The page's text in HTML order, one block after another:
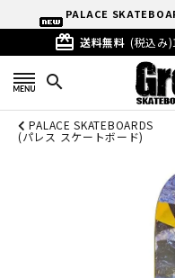
PALACE
card_giftcard 送料無料 (税込み
search
PALACE SKATEBOARDS
(パレス スケートボード)